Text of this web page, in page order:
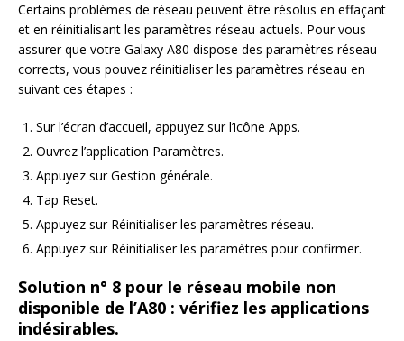
Certains problèmes de réseau peuvent être résolus en effaçant
et en réinitialisant les paramètres réseau actuels. Pour vous
assurer que votre Galaxy A80 dispose des paramètres réseau
corrects, vous pouvez réinitialiser les paramètres réseau en
suivant ces étapes :
Sur l’écran d’accueil, appuyez sur l’icône Apps.
Ouvrez l’application Paramètres.
Appuyez sur Gestion générale.
Tap Reset.
Appuyez sur Réinitialiser les paramètres réseau.
Appuyez sur Réinitialiser les paramètres pour confirmer.
Solution n° 8 pour le réseau mobile non
disponible de l’A80 : vérifiez les applications
indésirables.